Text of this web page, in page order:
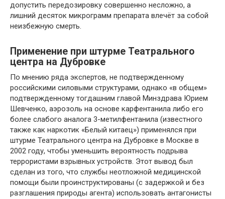
допустить передозировку совершенно несложно, а
лишний десяток микрограмм препарата влечёт за собой
неизбежную смерть.
Применение при штурме Театрального
центра на Дубровке
По мнению ряда экспертов, не подтвержденному
российскими силовыми структурами, однако «в общем»
подтвержденному тогдашним главой Минздрава Юрием
Шевченко, аэрозоль на основе карфентанила либо его
более слабого аналога 3-метилфентанила (известного
также как наркотик «Белый китаец») применялся при
штурме Театрального центра на Дубровке в Москве в
2002 году, чтобы уменьшить вероятность подрыва
террористами взрывных устройств. Этот вывод был
сделан из того, что службы неотложной медицинской
помощи были проинструктированы (с задержкой и без
разглашения природы агента) использовать антагонисты